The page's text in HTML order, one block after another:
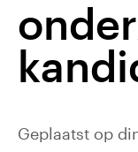
Geplaatst op